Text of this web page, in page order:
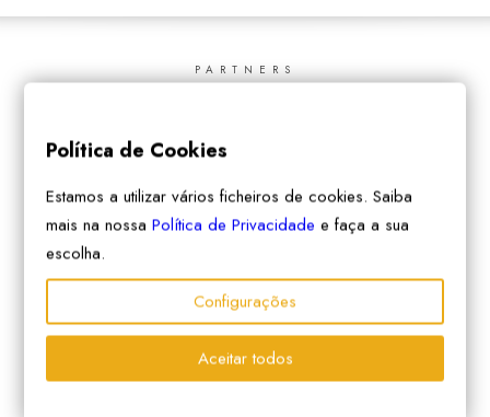
PARTNERS
Política de Cookies
Estamos a utilizar vários ficheiros de cookies. Saiba
mais na nossaPolítica de Privacidade e faça a sua
escolha.
Configurações
Aceitar todos